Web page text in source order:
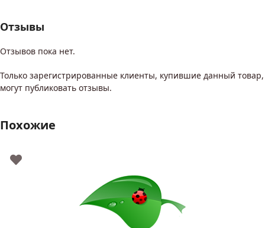
Отзывы
Отзывов пока нет.
Только зарегистрированные клиенты, купившие данный товар,
могут публиковать отзывы.
Похожие